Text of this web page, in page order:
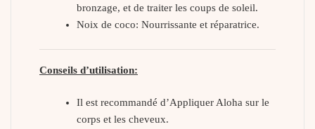
bronzage, et de traiter les coups de soleil.
Noix de coco: Nourrissante et réparatrice.
Conseils d’utilisation:
Il est recommandé d’Appliquer Aloha sur le
corps et les cheveux.